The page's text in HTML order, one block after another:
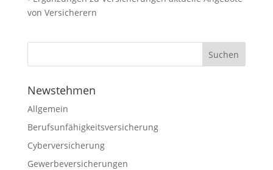
von Versicherern
Newstehmen
Allgemein
Berufsunfähigkeitsversicherung
Cyberversicherung
Gewerbeversicherungen